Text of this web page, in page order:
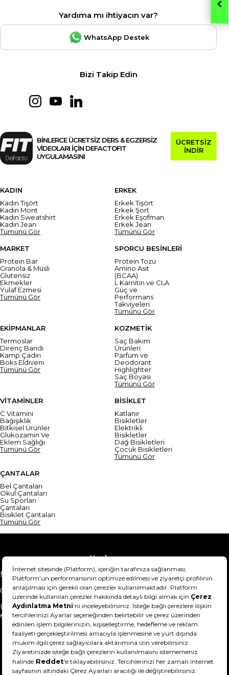
Yardıma mı ihtiyacın var?
WhatsApp Destek
Bizi Takip Edin
BİNLERCE ÜCRETSİZ DERS & EGZERSİZ
VİDEOLARI İÇİN DEFACTOFIT
UYGULAMASINI
ÜCRETSİZ
İNDİR
KADIN
Kadın Tişört
Kadın Mont
Kadın Sweatshirt
Kadın Jean
Tümünü Gör
ERKEK
Erkek Tişört
Erkek Şort
Erkek Eşofman
Erkek Jean
Tümünü Gör
MARKET
Protein Bar
Granola & Müsli
Glutensiz
Ekmekler
Yulaf Ezmesi
Tümünü Gör
SPORCU BESİNLERİ
Protein Tozu
Amino Asit
(BCAA)
L Karnitin ve CLA
Güç ve
Performans
Takviyeleri
Tümünü Gör
EKİPMANLAR
Termoslar
Direnç Bandı
Kamp Çadırı
Boks Eldiveni
Tümünü Gör
KOZMETİK
Saç Bakım
Ürünleri
Parfüm ve
Deodorant
Highlighter
Saç Boyası
Tümünü Gör
VİTAMİNLER
C Vitamini
Bağışıklık
Bitkisel Ürünler
Glukozamin Ve
Eklem Sağlığı
Tümünü Gör
BİSİKLET
Katlanır
Bisikletler
Elektrikli
Bisikletler
Dağ Bisikletleri
Çocuk Bisikletleri
Tümünü Gör
ÇANTALAR
Bel Çantaları
Okul Çantaları
Su Sporları
Çantaları
Bisiklet Çantaları
Tümünü Gör
Yardım
Mesafeli Satış Sözleşmesi
Teslimat Bilgisi
Gizlilik Sözleşmesi
Şartlar & Koşullar
Ürünümü nasıl iade
edebilirim?
Hakkımızda